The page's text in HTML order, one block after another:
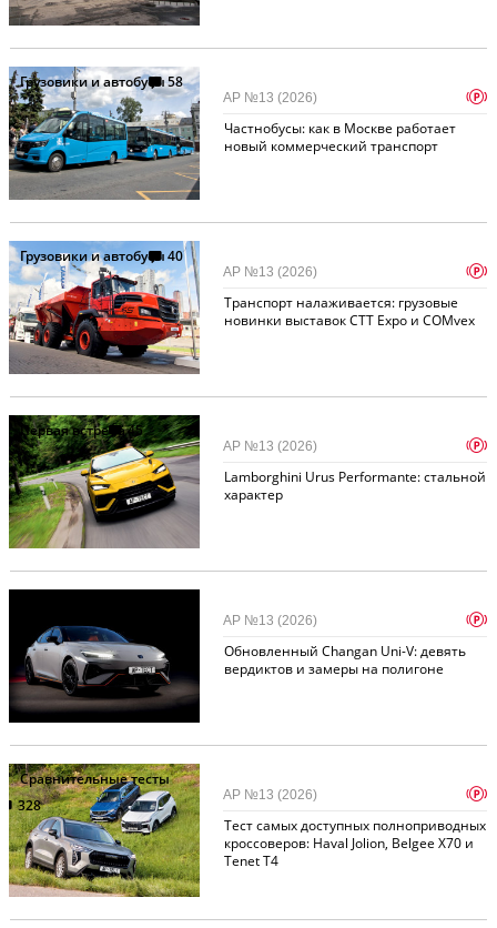
Грузовики и автобусы58
Частнобусы: как в Москве работает
новый коммерческий транспорт
АР №13 (2026) p
Грузовики и автобусы40
Транспорт налаживается: грузовые
новинки выставок CТТ Expo и COMvex
АР №13 (2026) p
Первая встреча45
Lamborghini Urus Performante: стальной
характер
АР №13 (2026) p
Обновленный Changan Uni-V: девять
вердиктов и замеры на полигоне
АР №13 (2026) p
Сравнительные тесты
328
Тест самых доступных полноприводных
кроссоверов: Haval Jolion, Belgee X70 и
Tenet T4
АР №13 (2026) p